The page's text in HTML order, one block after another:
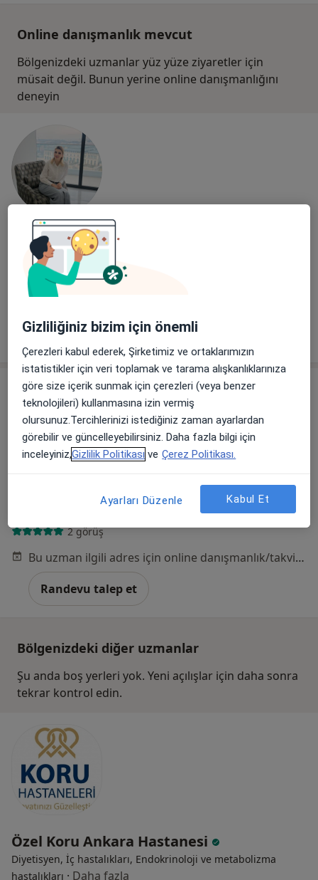
Online danışmanlık mevcut
Bölgenizdeki uzmanlar yüz yüze ziyaretler için
müsait değil. Bunun yerine online danışmanlığını
deneyin
Dyt. Merve Denizli Aras
Diyetisyen
4 görüş
Randevu talep et
Dyt. Özüm Narınçlı
2 görüş
Bu uzman ilgili adres için online danışmanlık/takvim sunmuyor.
Randevu talep et
Bölgenizdeki diğer uzmanlar
Şu anda boş yerleri yok. Yeni açılışlar için daha sonra
tekrar kontrol edin.
Özel Koru Ankara Hastanesi
Diyetisyen, İç hastalıkları, Endokrinoloji ve metabolizma
hastalıkları · Daha fazla
Gizliliğiniz bizim için önemli
Çerezleri kabul ederek, Şirketimiz ve ortaklarımızın
istatistikler için veri toplamak ve tarama alışkanlıklarınıza
göre size içerik sunmak için çerezleri (veya benzer
teknolojileri) kullanmasına izin vermiş
olursunuz.Tercihlerinizi istediğiniz zaman ayarlardan
görebilir ve güncelleyebilirsiniz. Daha fazla bilgi için
inceleyiniz,Gizlilik Politikası ve Çerez Politikası.
Ayarları Düzenle Kabul Et